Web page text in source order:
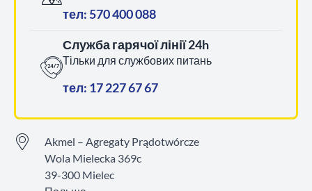
тел: 570 400 088
Служба гарячої лінії 24h
Тільки для службових питань
тел: 17 227 67 67
Akmel – Agregaty Prądotwórcze
Wola Mielecka 369c
39-300 Mielec